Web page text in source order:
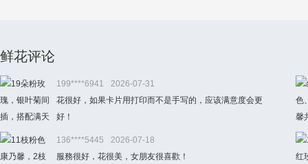
鲜花评论
199****6941
2026-07-31
花很好，如果卡片用打印而不是手写的，应该满意度会更
好！
136****5445
2026-07-18
服務很好，花很美，女朋友很喜歡！